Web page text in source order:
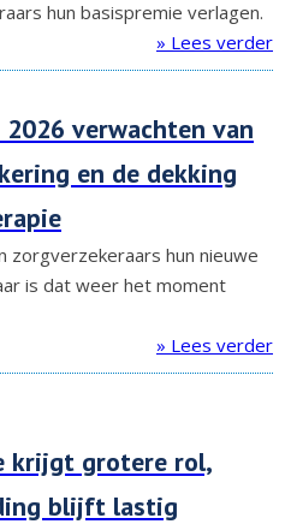
hun basispremie verlagen.
» Lees verder
verwachten van
en de dekking
zorgverzekeraars hun nieuwe
is dat weer het moment
» Lees verder
krijgt grotere rol,
blijft lastig